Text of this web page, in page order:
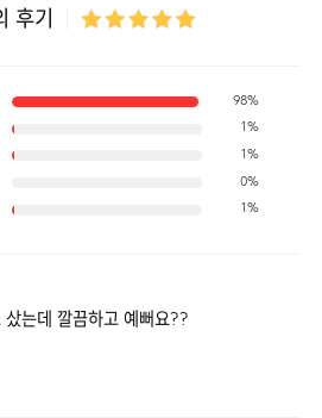
후기
98%
1%
1%
0%
1%
샀는데 깔끔하고 예뻐요??